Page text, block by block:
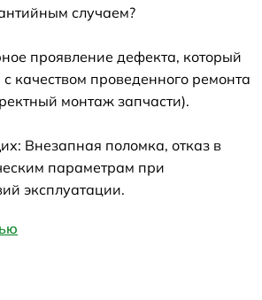
случаем?
проявление дефекта, который
качеством проведенного ремонта
монтаж запчасти).
Внезапная поломка, отказ в
параметрам при
эксплуатации.